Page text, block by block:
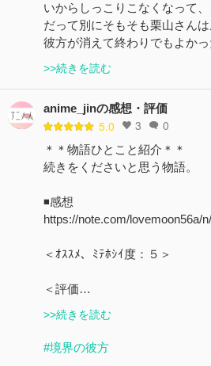
いからしっこりこなくなって、
だって別にそもそも栗山さん
彼方が消えて終わりでもよか
>>続きを読む
anime_jinの感想・評価
5.0 3 0
＊＊物語ひとこと紹介＊＊
続きをくださいと思う物語。
◾️感想
https://note.com/lovemoon56a/
＜ｵｽｽﾒ、ﾐﾃﾎｼｲ度：５＞
＜評価…
>>続きを読む
#境界の彼方